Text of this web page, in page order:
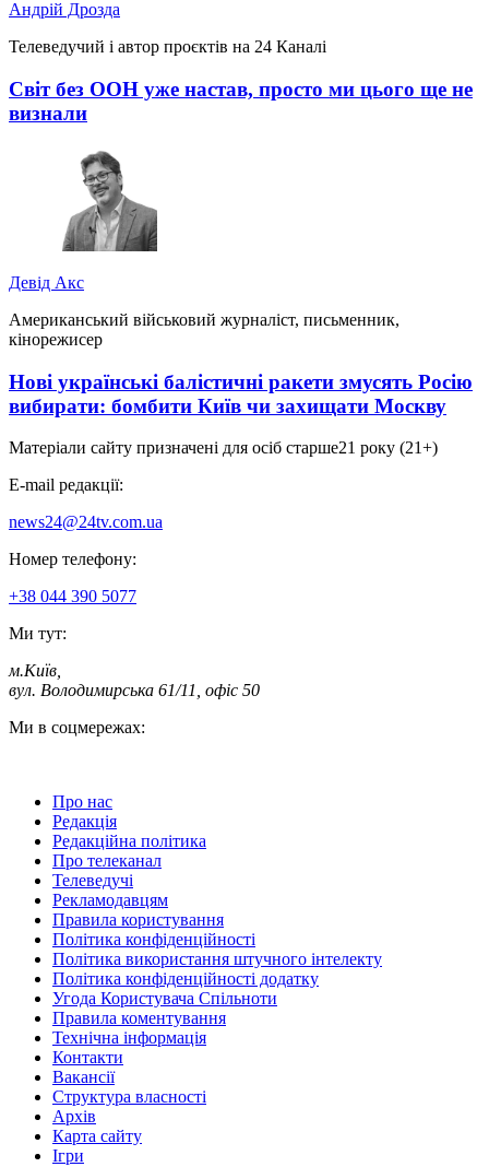
Андрій Дрозда
Телеведучий і автор проєктів на 24 Каналі
Світ без ООН уже настав, просто ми цього ще не
визнали
Девід Акс
Американський військовий журналіст, письменник,
кінорежисер
Нові українські балістичні ракети змусять Росію
вибирати: бомбити Київ чи захищати Москву
Матеріали сайту призначені для осіб старше21 року (21+)
E-mail редакції:
news24@24tv.com.ua
Номер телефону:
+38 044 390 5077
Ми тут:
м.Київ
вул. Володимирська 61/11, офіс 50
Ми в соцмережах:
Про нас
Редакція
Редакційна політика
Про телеканал
Телеведучі
Рекламодавцям
Правила користування
Політика конфіденційності
Політика використання штучного інтелекту
Політика конфіденційності додатку
Угода Користувача Спільноти
Правила коментування
Технічна інформація
Контакти
Вакансії
Структура власності
Архів
Карта сайту
Ігри